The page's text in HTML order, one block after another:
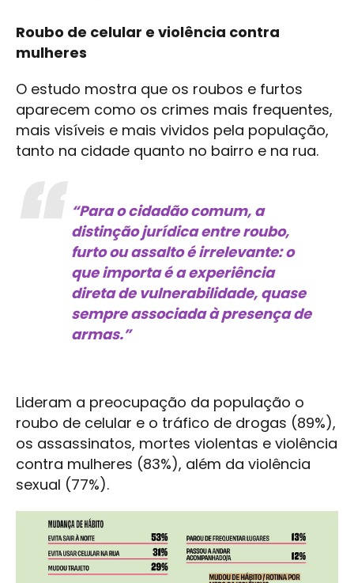
Roubo de celular e violência contra
mulheres
O estudo mostra que os roubos e furtos
aparecem como os crimes mais frequentes,
mais visíveis e mais vividos pela população,
tanto na cidade quanto no bairro e na rua.
“Para o cidadão comum, a
distinção jurídica entre roubo,
furto ou assalto é irrelevante: o
que importa é a experiência
direta de vulnerabilidade, quase
sempre associada à presença de
armas.”
Lideram a preocupação da população o
roubo de celular e o tráfico de drogas (89%),
os assassinatos, mortes violentas e violência
contra mulheres (83%), além da violência
sexual (77%).